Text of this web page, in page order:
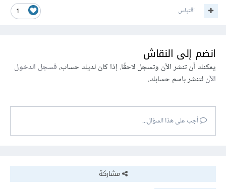
1 اقتباس
انضم إلى النقاش
يمكنك أن تنشر الآن وتسجل لاحقًا. إذا كان لديك حساب،فسجل الدخول
الآنلتنشر باسم حسابك.
أجب على هذا السؤال...
مشاركة